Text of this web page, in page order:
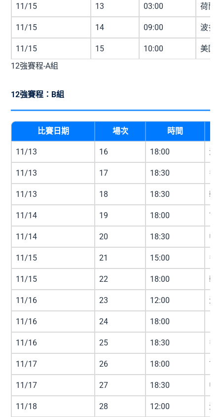
11/15 13 03:00 荷蘭
11/15 14 09:00 波多
11/15 15 10:00
美國
12強賽程-A組
12強賽程：B組
比賽日期 場次 時間
11/13 16 18:00 澳
11/13 17 18:30 多
11/13 18 18:30 韓
11/14 19 18:00 古
11/14 20 18:30 中
11/15 21 15:00 多
11/15 22 18:00 韓
11/16 23 12:00 澳
11/16 24 18:00
11/16 25 18:30 多
11/17 26 18:00 古
11/17 27 18:30 中
11/18 28 12:00 澳